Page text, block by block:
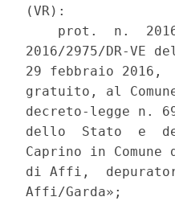
(VR):
prot.  n.
2016/2975/DR-VE
29 febbraio
gratuito, al
decreto-legge n.
dello  Stato  e
Caprino in
di Affi,
Affi/Garda»;